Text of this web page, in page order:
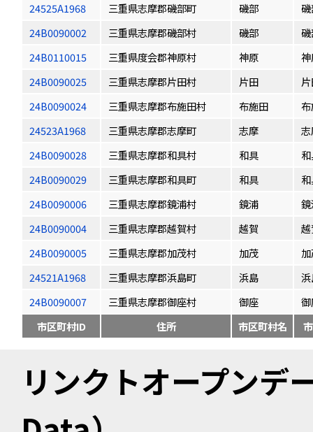
24525A1968
三重県志摩郡磯部町 磯部
24B0090002
三重県志摩郡磯部村 磯部
24B0110015
三重県度会郡神原村 神原
24B0090025
三重県志摩郡片田村 片田
24B0090024
三重県志摩郡布施田村 布施田
24523A1968
三重県志摩郡志摩町 志摩
24B0090028
三重県志摩郡和具村 和具
24B0090029
三重県志摩郡和具町 和具
24B0090006
三重県志摩郡鏡浦村 鏡浦
24B0090004
三重県志摩郡越賀村 越賀
24B0090005
三重県志摩郡加茂村 加茂
24521A1968
三重県志摩郡浜島町 浜島
24B0090007
三重県志摩郡御座村 御座
市区町村ID
住所 市区町村名
リンクトオープン